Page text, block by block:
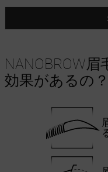
NANOBROW
効果があるの？